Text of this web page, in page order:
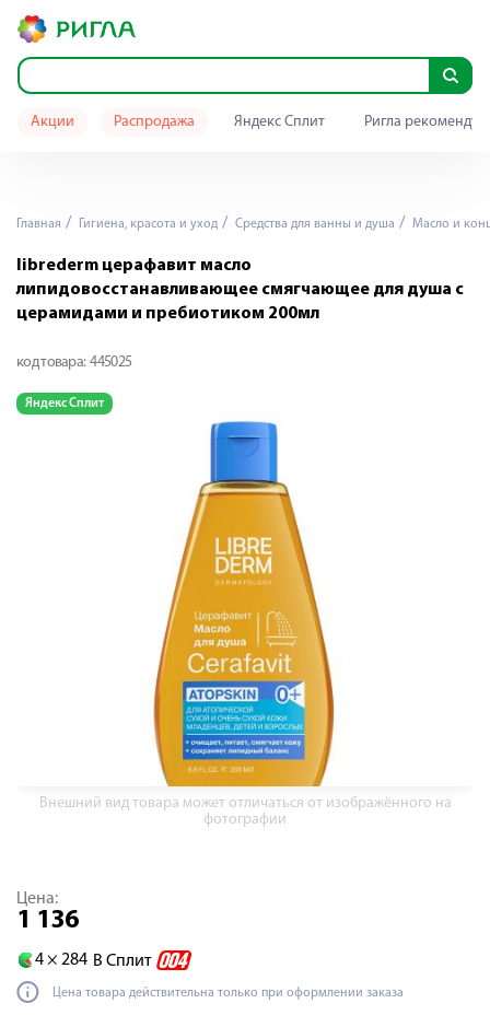
Акции Распродажа Яндекс Сплит Ригла
Главная Гигиена, красота и уход Средства для ванны и душа Масло и
librederm церафавит масло
липидовосстанавливающее смягчающее для душа с
церамидами и пребиотиком 200мл
код товара: 445025
Яндекс Сплит
Внешний вид товара может отличаться от изображённого на
фотографии
Цена:
1 136
4 × 284 В Сплит
Цена товара действительна только при оформлении заказа